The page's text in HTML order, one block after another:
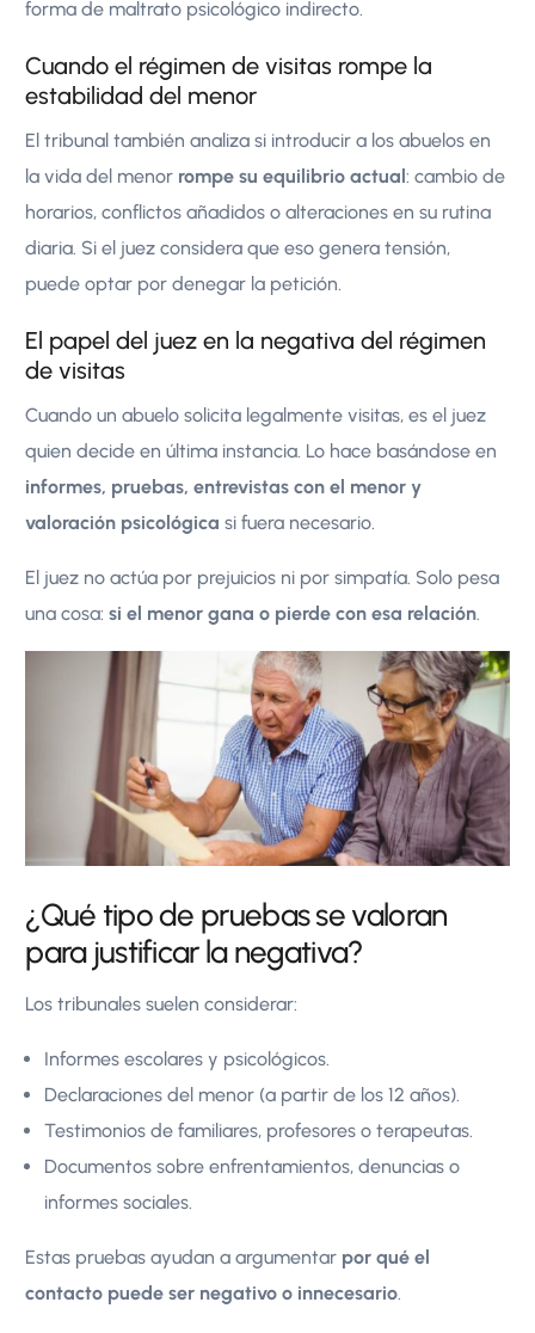
forma de maltrato psicológico indirecto.
Cuando el régimen de visitas rompe la
estabilidad del menor
El tribunal también analiza si introducir a los abuelos en
la vida del menor rompe su equilibrio actual: cambio de
horarios, conflictos añadidos o alteraciones en su rutina
diaria. Si el juez considera que eso genera tensión,
puede optar por denegar la petición.
El papel del juez en la negativa del régimen
de visitas
Cuando un abuelo solicita legalmente visitas, es el juez
quien decide en última instancia. Lo hace basándose en
informes, pruebas, entrevistas con el menor y
valoración psicológica si fuera necesario.
El juez no actúa por prejuicios ni por simpatía. Solo pesa
una cosa:si el menor gana o pierde con esa relación.
¿Qué tipo de pruebas se valoran
para justificar la negativa?
Los tribunales suelen considerar:
Informes escolares y psicológicos.
Declaraciones del menor (a partir de los 12 años).
Testimonios de familiares, profesores o terapeutas.
Documentos sobre enfrentamientos, denuncias o
informes sociales.
Estas pruebas ayudan a argumentar por qué el
contacto puede ser negativo o innecesario